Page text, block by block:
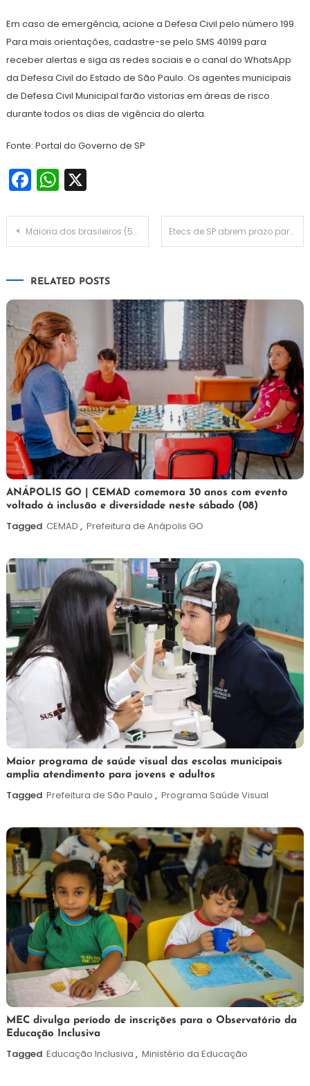
Em caso de emergência, acione a Defesa Civil pelo número 199.
Para mais orientações, cadastre-se pelo SMS 40199 para
receber alertas e siga as redes sociais e o canal do WhatsApp
da Defesa Civil do Estado de São Paulo. Os agentes municipais
de Defesa Civil Municipal farão vistorias em áreas de risco
durante todos os dias de vigência do alerta.
Fonte: Portal do Governo de SP
Facebook
WhatsApp
X
Navegação
Maioria dos brasileiros (55%) vive em faixa de 150 km de largura ao longo do litoral, diz IBGE Etecs de SP abrem prazo para pedidos de redução da taxa de inscrição do Vestibulinho
RELATED POSTS
7
de
agosto
Maurilio
ANÁPOLIS GO | CEMAD comemora 30 anos com evento
voltado à inclusão e diversidade neste sábado (08)
Tagged CEMAD , Prefeitura de Anápolis GO
7
de
agosto
Maurilio
Maior programa de saúde visual das escolas municipais
amplia atendimento para jovens e adultos
Tagged Prefeitura de São Paulo , Programa Saúde Visual
7
de
agosto
Maurilio
MEC divulga período de inscrições para o Observatório da
Educação Inclusiva
Tagged Educação Inclusiva , Ministério da Educação